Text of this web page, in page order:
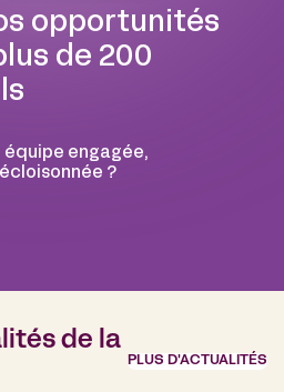
opportunités
de 200
équipe engagée,
?
de la
PLUS D'ACTUALITÉS